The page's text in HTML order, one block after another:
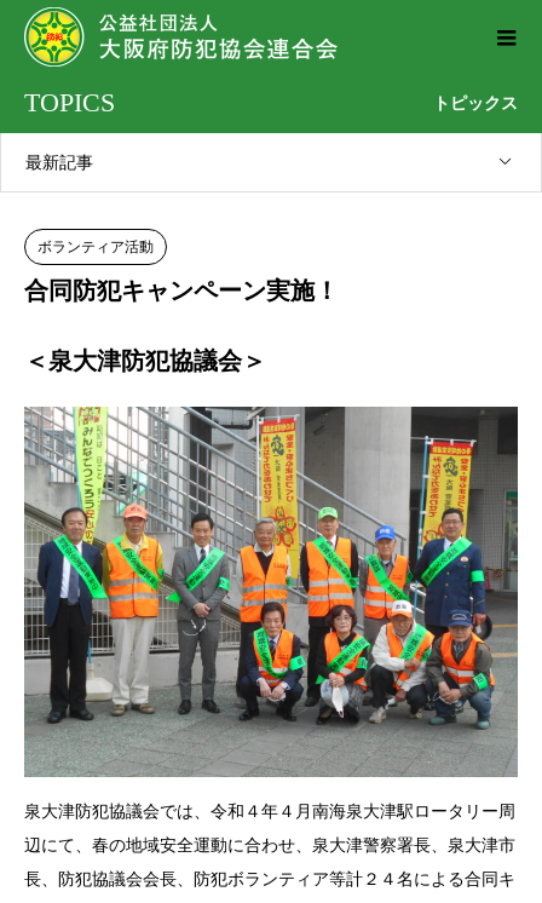
TOPICS トピックス
最新記事
ボランティア活動
合同防犯キャンペーン実施！
＜泉大津防犯協議会＞
泉大津防犯協議会では、令和４年４月南海泉大津駅ロータリー周
辺にて、春の地域安全運動に合わせ、泉大津警察署長、泉大津市
長、防犯協議会会長、防犯ボランティア等計２４名による合同キ